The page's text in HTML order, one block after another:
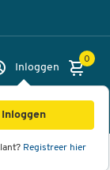
Inloggen
Inloggen
Registreer hier
0